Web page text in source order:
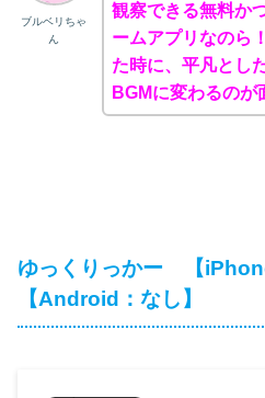
ブルベリちゃ
ん
観察できる無料か
ームアプリなのら
た時に、平凡とし
BGMに変わるのが
ゆっくりっかー 【
【Android：なし】